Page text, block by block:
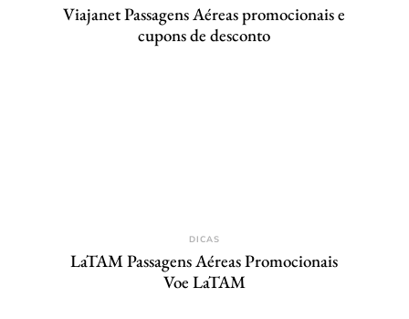
Viajanet Passagens Aéreas promocionais e
cupons de desconto
DICAS
LaTAM Passagens Aéreas Promocionais
Voe LaTAM